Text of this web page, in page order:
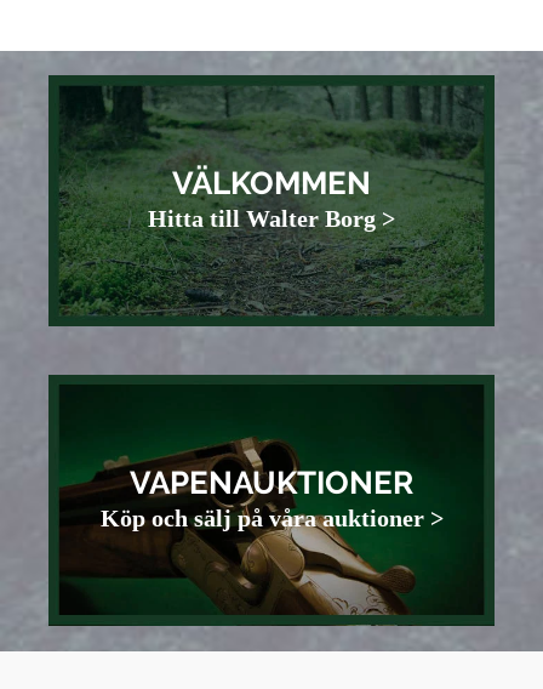
VÄLKOMMEN
Hitta till Walter Borg >
VAPENAUKTIONER
Köp och sälj på våra auktioner >